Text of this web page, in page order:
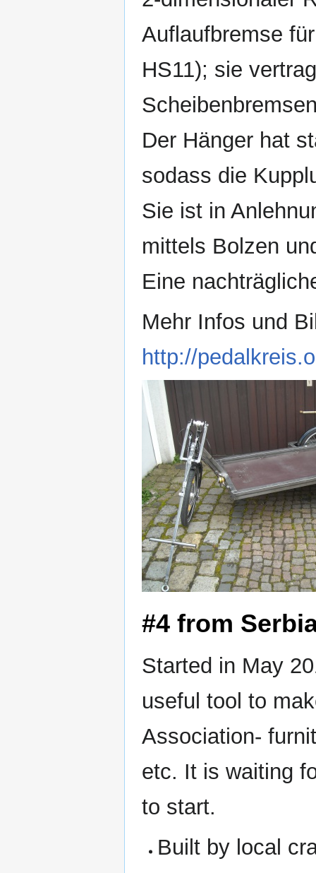
Auflaufbremse
HS11); sie
Der Hänger hat
sodass die
Sie ist in
mittels Bolzen
Eine
Mehr Infos und
http://
#4 from
Started in May
useful tool to
Association-
etc. It is waiting
to start.
Built by local